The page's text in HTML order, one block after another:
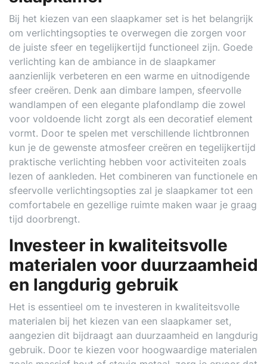
Bij het kiezen van een slaapkamer set is het belangrijk
om verlichtingsopties te overwegen die zorgen voor
de juiste sfeer en tegelijkertijd functioneel zijn. Goede
verlichting kan de ambiance in de slaapkamer
aanzienlijk verbeteren en een warme en uitnodigende
sfeer creëren. Denk aan dimbare lampen, sfeervolle
wandlampen of een elegante plafondlamp die zowel
voor voldoende licht zorgt als een decoratief element
vormt. Door te spelen met verschillende lichtbronnen
kun je de gewenste atmosfeer creëren en tegelijkertijd
praktische verlichting hebben voor activiteiten zoals
lezen of aankleden. Het combineren van functionele en
sfeervolle verlichtingsopties zal je slaapkamer tot een
comfortabele en gezellige ruimte maken waar je graag
tijd doorbrengt.
Investeer in kwaliteitsvolle
materialen voor duurzaamheid
en langdurig gebruik
Het is essentieel om te investeren in kwaliteitsvolle
materialen bij het kiezen van een slaapkamer set,
aangezien dit bijdraagt aan duurzaamheid en langdurig
gebruik. Door te kiezen voor hoogwaardige materialen